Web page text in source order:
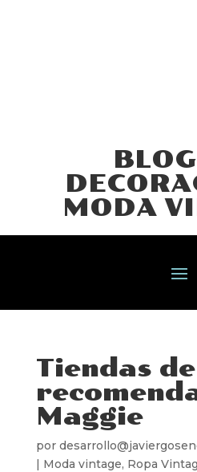
MODA
Tiendas
Maggie
por
| Moda vintage, Ropa